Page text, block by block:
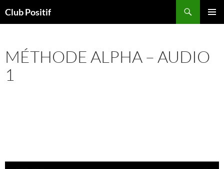
auClub Positif
MÉTHODE ALPHA – AUDIO
1